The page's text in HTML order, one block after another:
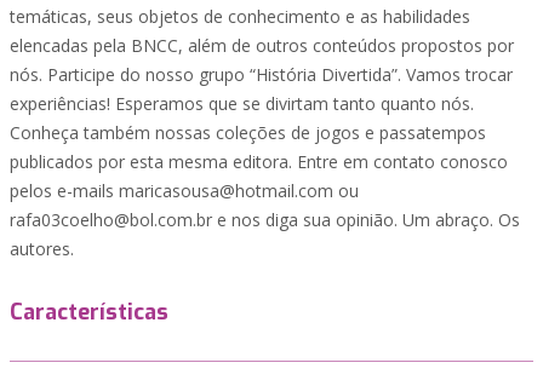
temáticas, seus objetos de conhecimento e as habilidades
elencadas pela BNCC, além de outros conteúdos propostos por
nós. Participe do nosso grupo “História Divertida”. Vamos trocar
experiências! Esperamos que se divirtam tanto quanto nós.
Conheça também nossas coleções de jogos e passatempos
publicados por esta mesma editora. Entre em contato conosco
pelos e-mails maricasousa@hotmail.com ou
rafa03coelho@bol.com.br e nos diga sua opinião. Um abraço. Os
autores.
Características